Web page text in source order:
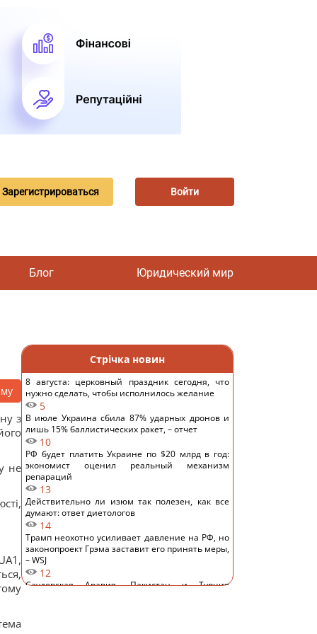
Зарегистрироваться Войти
Блог Юридический мир
з
не
Стрічка новин
8 августа: церковный праздник сегодня, что
нужно сделать, чтобы исполнилось желание
5
В июле Украина сбила 87% ударных дронов и
лишь 15% баллистических ракет, – отчет
10
РФ будет платить Украине по $20 млрд в год:
экономист оценил реальный механизм
репараций
13
Действительно ли изюм так полезен, как все
думают: ответ диетологов
14
Трамп неохотно усиливает давление на РФ, но
законопроект Грэма заставит его принять меры,
– WSJ
12
Саудовская Аравия, Пакистан и Турция